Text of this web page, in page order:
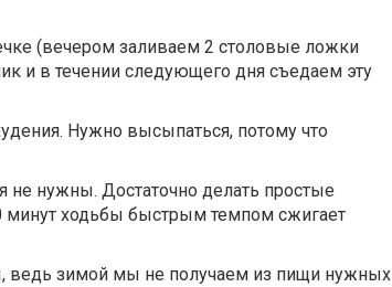
(вечером заливаем 2 столовые ложки
и в течении следующего дня съедаем эту
Нужно высыпаться, потому что
не нужны. Достаточно делать простые
ходьбы быстрым темпом сжигает
ведь зимой мы не получаем из пищи нужных